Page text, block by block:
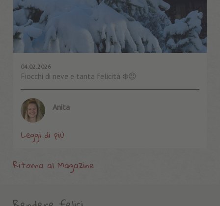
04.02.2026
Fiocchi di neve e tanta felicità ❄️😍
Anita
Leggi di più
Ritorna al Magazine